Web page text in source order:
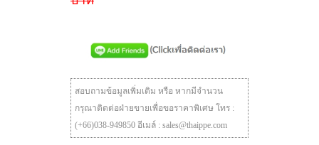
สอบถามข้อมูลเพิ่มเติม หรือ หากมีจำนวน
กรุณาติดต่อฝ่ายขายเพื่อขอราคาพิเศษ โทร :
(+66)038-949850 อีเมล์ : sales@thaippe.com